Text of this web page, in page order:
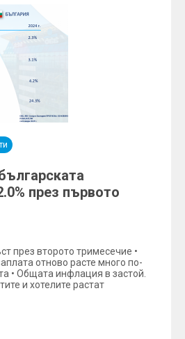
през първото
през второто тримесечие •
отново расте много по-
• Общата инфлация в застой.
и хотелите растат